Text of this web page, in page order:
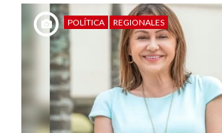
POLÍTICA REGIONALES